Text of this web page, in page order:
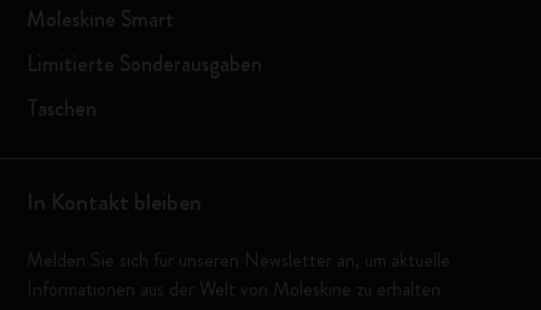
Moleskine Smart
Limitierte Sonderausgaben
Taschen
In Kontakt bleiben
Melden Sie sich für unseren Newsletter an, um aktuelle
Informationen aus der Welt von Moleskine zu erhalten